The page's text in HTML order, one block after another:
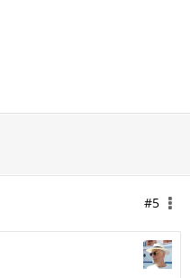
#5